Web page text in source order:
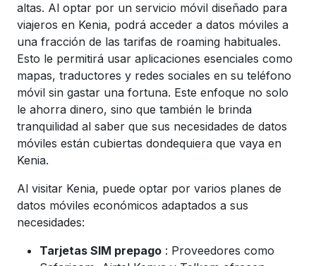
altas. Al optar por un servicio móvil diseñado para
viajeros en Kenia, podrá acceder a datos móviles a
una fracción de las tarifas de roaming habituales.
Esto le permitirá usar aplicaciones esenciales como
mapas, traductores y redes sociales en su teléfono
móvil sin gastar una fortuna. Este enfoque no solo
le ahorra dinero, sino que también le brinda
tranquilidad al saber que sus necesidades de datos
móviles están cubiertas dondequiera que vaya en
Kenia.
Al visitar Kenia, puede optar por varios planes de
datos móviles económicos adaptados a sus
necesidades:
Tarjetas SIM prepago : Proveedores como